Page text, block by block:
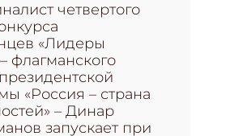
четвертого
«Лидеры
флагманского
«Россия – страна
– Динар
запускает при